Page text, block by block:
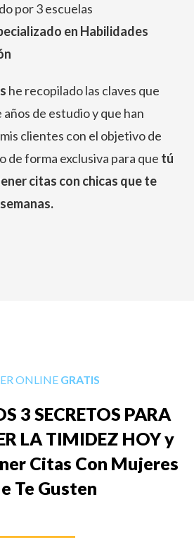
por 3 escuelas
en Habilidades
he recopilado las claves que
de estudio y que han
clientes con el objetivo de
de forma exclusiva para que tú
citas con chicas que te
ONLINE GRATIS
3 SECRETOS PARA
LA TIMIDEZ HOY y
Citas Con Mujeres
Te Gusten